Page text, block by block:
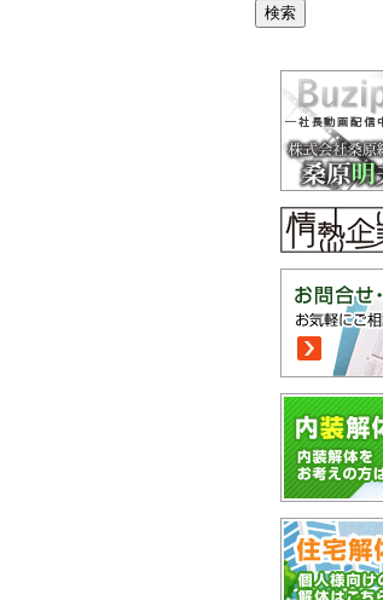
検索